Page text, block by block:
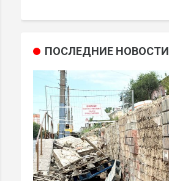
ПОСЛЕДНИЕ НОВОСТИ